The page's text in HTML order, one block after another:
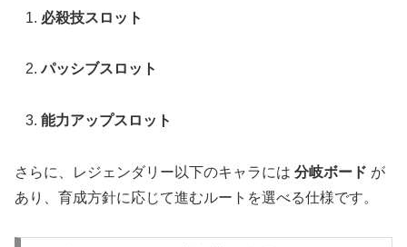
必殺技スロット
パッシブスロット
能力アップスロット
さらに、レジェンダリー以下のキャラには 分岐ボード が
あり、育成方針に応じて進むルートを選べる仕様です。